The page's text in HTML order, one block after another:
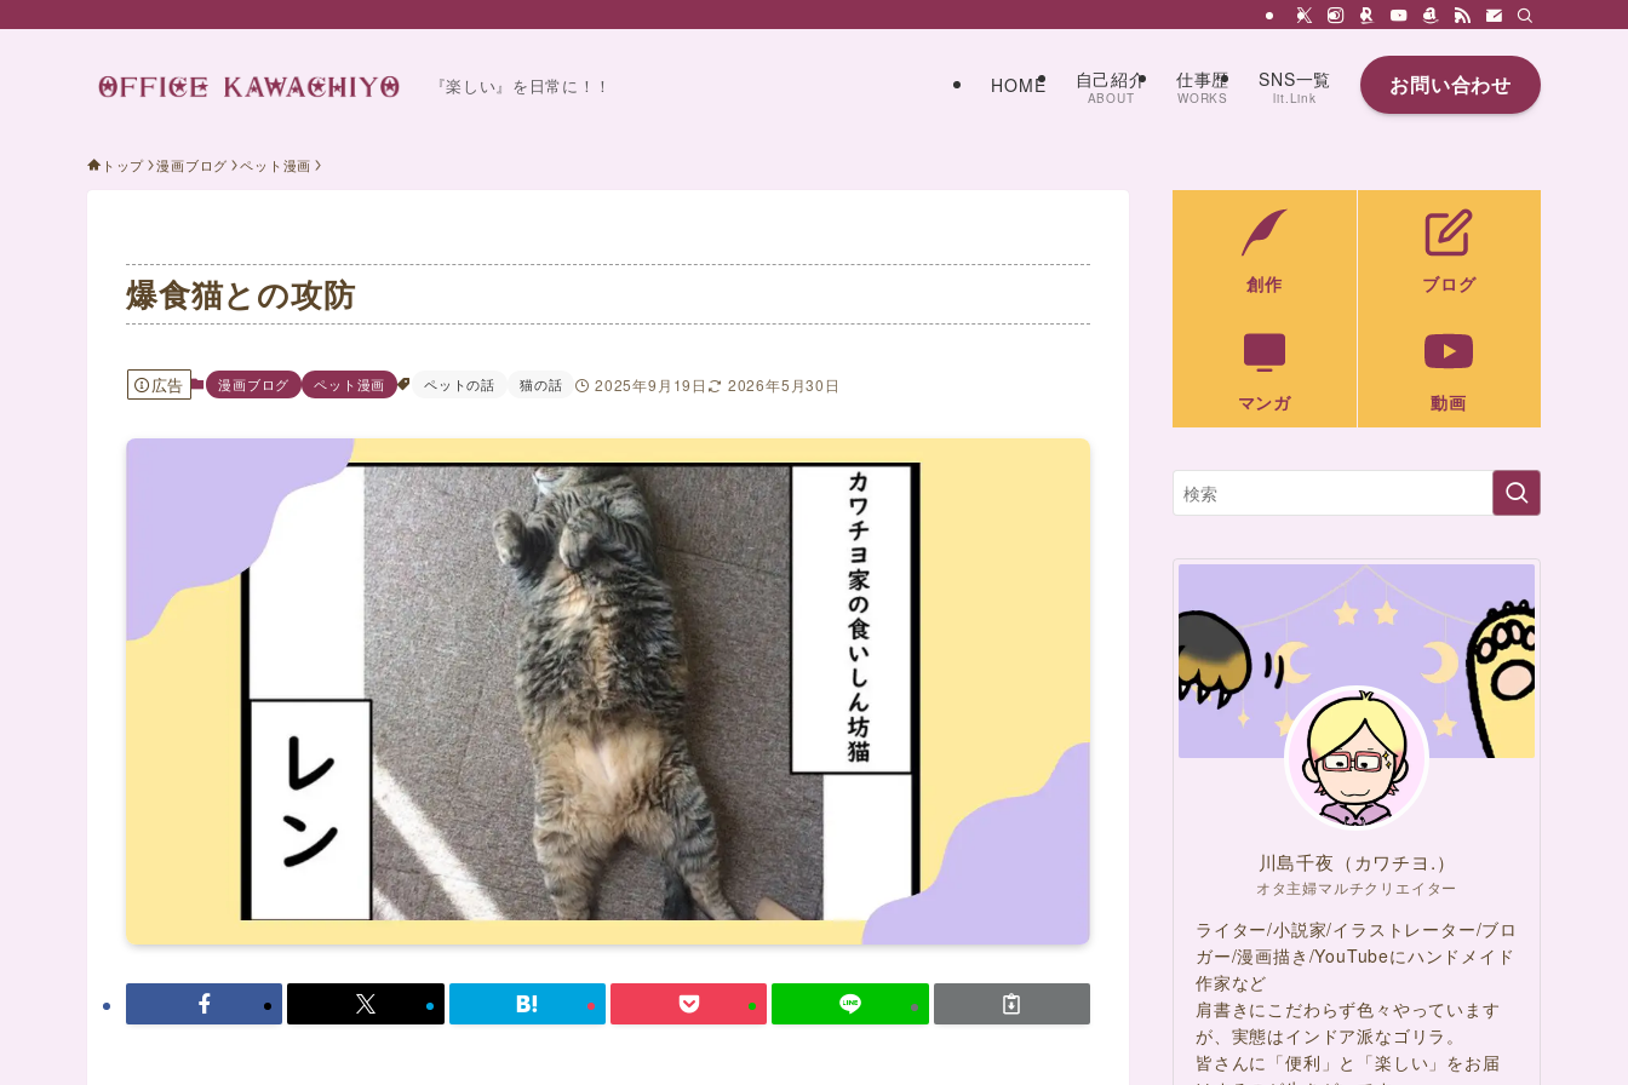
『楽しい』を日常に！！ HOME 自己紹介
ABOUT
仕事歴
WORKS
SNS一覧
lit.Link お問い合わせ
トップ 漫画ブログ ペット漫画
爆食猫との攻防
広告 漫画ブログ ペット漫画 ペットの話 猫の話 2025年9月19日 2026年5月30日
創作 ブログ
マンガ 動画
川島千夜（カワチヨ.）
オタ主婦マルチクリエイター
ライター/小説家/イラストレーター/ブロ
ガー/漫画描き/YouTubeにハンドメイド
作家など
肩書きにこだわらず色々やっています
が、実態はインドア派なゴリラ。
皆さんに「便利」と「楽しい」をお届